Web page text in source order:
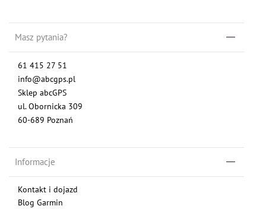
Masz pytania?
61 415 27 51
info@abcgps.pl
Sklep abcGPS
ul. Obornicka 309
60-689 Poznań
Informacje
Kontakt i dojazd
Blog Garmin